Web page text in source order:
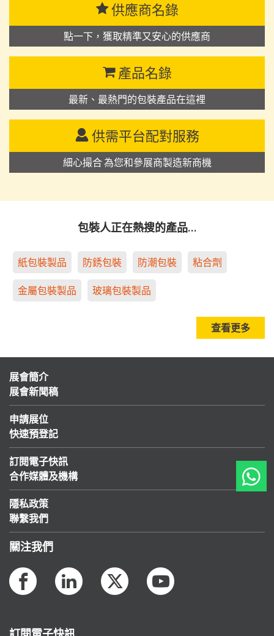
供應商名錄
點一下，獲取精準又安心的供應商
產品名錄
最新、最熱門的包裝產品在這裡
供需平台配對服務
細心撮合 為您和參展商製造新商機
包裝人正在熱搜的產品…
紙包裝製品 防銹包裝 防潮包裝 粘合劑
金屬包裝製品 玻璃包裝製品
查看更多
展會簡介
展會新聞稿
申請展位
快速預登記
訂閱電子快訊
合作媒體及機構
隱私政策
聯繫我們
關注我們